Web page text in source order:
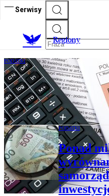
Serwisy
Regiony
PODATKI
Jakie są lokalne
samorządów:
firmy?
PODATKI
Ponad